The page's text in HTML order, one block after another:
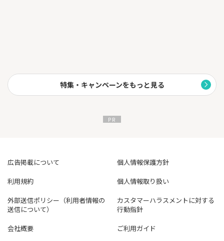
特集・キャンペーンをもっと見る
広告掲載について
個人情報保護方針
利用規約
個人情報取り扱い
外部送信ポリシー（利用者情報の
送信について）
カスタマーハラスメントに対する
行動指針
会社概要
ご利用ガイド